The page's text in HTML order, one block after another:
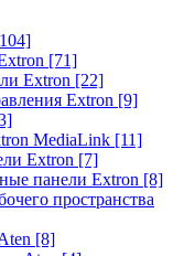
[71]
Extron [22]
Extron [9]
MediaLink [11]
Extron [7]
панели Extron [8]
пространства
[8]